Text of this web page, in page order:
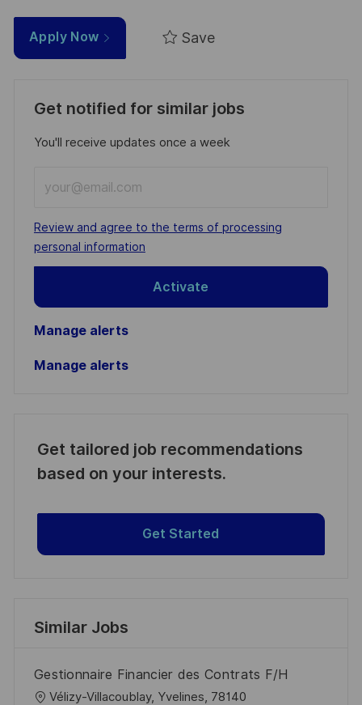
Apply Now Save
Get notified for similar jobs
You'll receive updates once a week
Email
address
(Required)
Required
Review and agree to the terms of processing
personal information
Activate
Manage alerts
Manage alerts
Get tailored job recommendations
based on your interests.
Get Started
Similar Jobs
Gestionnaire Financier des Contrats F/H
L
Vélizy-Villacoublay, Yvelines, 78140